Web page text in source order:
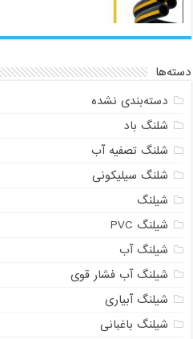
دسته‌بندی نشده
شلنگ باد
شلنگ تصفیه آب
شلنگ سیلیکونی
شیلنگ
شیلنگ PVC
شیلنگ آب
شیلنگ آب فشار قوی
شیلنگ آبیاری
شیلنگ باغبانی